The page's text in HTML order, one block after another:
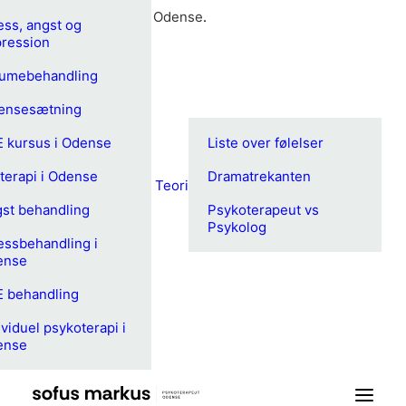
psykoterapeut i Odense.
angst og
kursus i Odense
i Odense
behandling
i
behandling
psykoterapi i
Teori
Liste over følelser
Dramatrekanten
Psykoterapeut vs
Psykolog